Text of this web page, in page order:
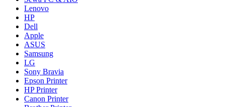
Lenovo
HP
Dell
Apple
ASUS
Samsung
LG
Sony Bravia
Epson Printer
HP Printer
Canon Printer